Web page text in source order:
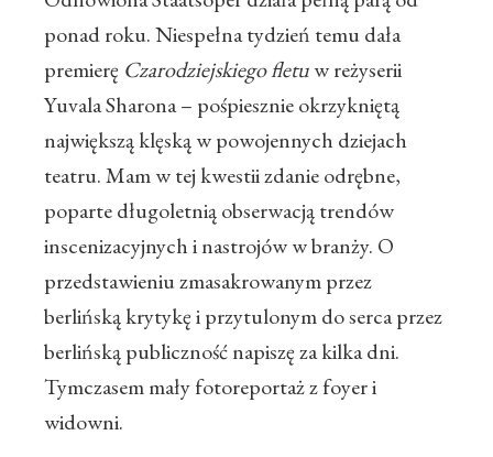
ponad roku. Niespełna tydzień temu dała
premierę Czarodziejskiego fletuw reżyserii
Yuvala Sharona – pośpiesznie okrzykniętą
największą klęską w powojennych dziejach
teatru. Mam w tej kwestii zdanie odrębne,
poparte długoletnią obserwacją trendów
inscenizacyjnych i nastrojów w branży. O
przedstawieniu zmasakrowanym przez
berlińską krytykę i przytulonym do serca przez
berlińską publiczność napiszę za kilka dni.
Tymczasem mały fotoreportaż z foyer i
widowni.